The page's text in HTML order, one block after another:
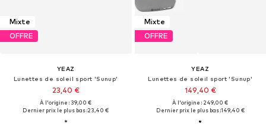
Mixte
OFFRE
YEAZ
Lunettes de soleil sport 'Sunup'
23,40 €
À l'origine : 39,00 €
Dernier prix le plus bas :23,40 €
Mixte
OFFRE
YEAZ
Lunettes de soleil sport 'Sunup'
149,40 €
À l'origine : 249,00 €
Dernier prix le plus bas :149,40 €